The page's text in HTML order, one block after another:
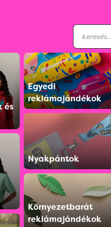
és
Egyedi
reklámajándékok
Nyakpántok
Környezetbarát
reklámajándékok
Termoszok